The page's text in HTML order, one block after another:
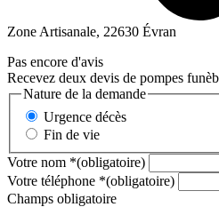
Zone Artisanale, 22630 Évran
Pas encore d'avis
Recevez deux devis de pompes
Nature de la demande
Urgence décès
Fin de vie
Votre nom *(obligatoire)
Votre téléphone *(obligatoire)
Champs obligatoire